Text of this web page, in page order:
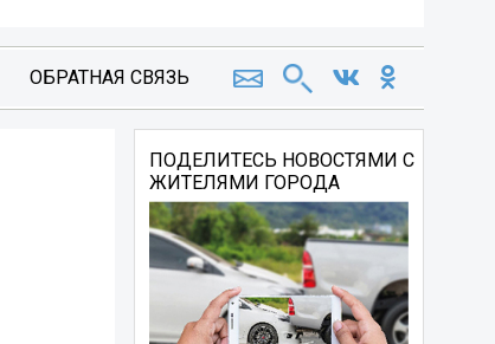
ОБРАТНАЯ СВЯЗЬ
ПОДЕЛИТЕСЬ НОВОСТЯМИ С
ЖИТЕЛЯМИ ГОРОДА